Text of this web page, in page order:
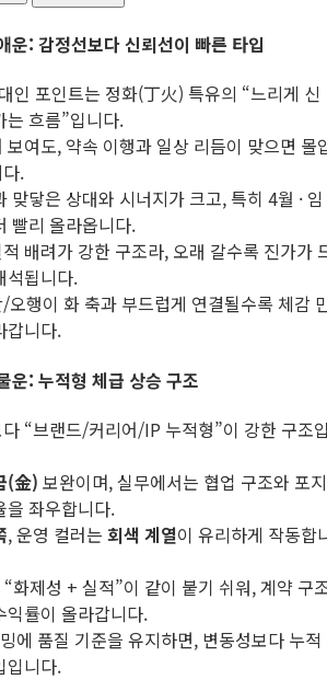
운: 감정선보다 신뢰선이 빠른 타입
인 포인트는 정화(丁火) 특유의 “느리게 신
는 흐름”입니다.
보여도, 약속 이행과 일상 리듬이 맞으면 몰
.
맞닿은 상대와 시너지가 크고, 특히 4월 · 임
빨리 올라옵니다.
배려가 강한 구조라, 오래 갈수록 진가가
석됩니다.
오행이 화 축과 부드럽게 연결될수록 체감
갑니다.
운: 누적형 체급 상승 구조
“브랜드/커리어/IP 누적형”이 강한 구조
(金) 보완이며, 실무에서는 협업 구조와 포지
을 좌우합니다.
, 운영 컬러는 회색 계열이 유리하게 작동합
“화제성 + 실적”이 같이 붙기 쉬워, 계약 구
익률이 올라갑니다.
에 품질 기준을 유지하면, 변동성보다 누적
입니다.